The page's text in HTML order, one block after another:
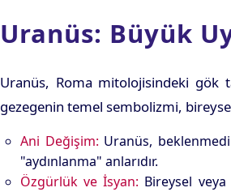
Uranüs: Büyük
Uranüs, Roma mitolojisindeki gök
gezegenin temel sembolizmi,
Ani Değişim: Uranüs,
"aydınlanma" anlarıdır.
Özgürlük ve İsyan: Bireysel